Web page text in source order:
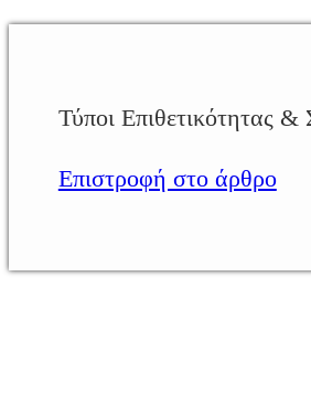
Τύποι Επιθετικότητας
Επιστροφή στο άρθρο